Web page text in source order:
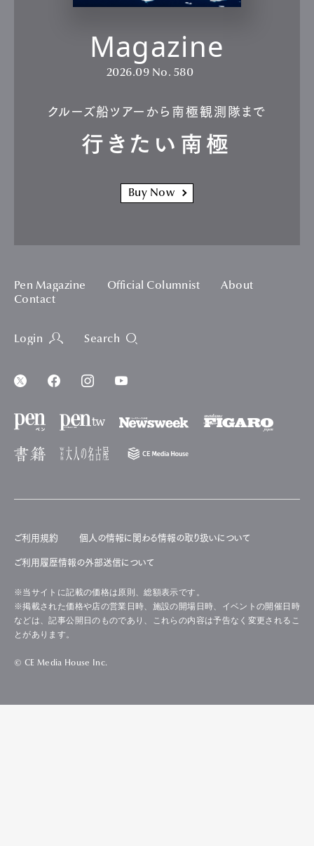
Magazine
2026.09 No. 580
クルーズ船ツアーから南極観測隊まで
行きたい南極
Buy Now
Pen Magazine Official Columnist
About
Contact
Login Search
ご利用規約 個人の情報に関わる情報の取り扱いについて
ご利用履歴情報の外部送信について
※当サイトに記載の価格は原則、総額表示です。
※掲載された価格や店の営業日時、施設の開場日時、イベントの開催日時
などは、記事公開日のものであり、これらの内容は予告なく変更されるこ
とがあります。
© CE Media House Inc.